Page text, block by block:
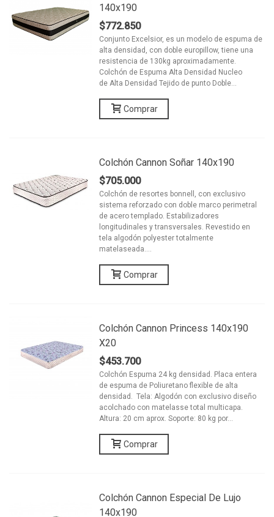
140x190
$772.850
Conjunto Excelsior, es un modelo de espuma de
alta densidad, con doble europillow, tiene una
resistencia de 130kg aproximadamente.
Colchón de Espuma Alta Densidad Nucleo
de Alta Densidad Tejido de punto Doble...
Comprar
Colchón Cannon Soñar 140x190
$705.000
Colchón de resortes bonnell, con exclusivo
sistema reforzado con doble marco perimetral
de acero templado. Estabilizadores
longitudinales y transversales. Revestido en
tela algodón polyester totalmente
matelaseada....
Comprar
Colchón Cannon Princess 140x190
X20
$453.700
Colchón Espuma 24 kg densidad. Placa entera
de espuma de Poliuretano flexible de alta
densidad. Tela: Algodón con exclusivo diseño
acolchado con matelasse total multicapa.
Altura: 20 cm aprox. Soporte: 80 kg por...
Comprar
Colchón Cannon Especial De Lujo
140x190